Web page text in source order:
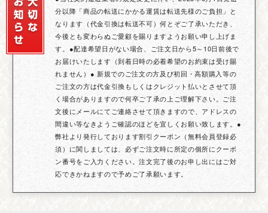
分以降「商品の転送にかかる運賃は転送先様のご負担」と
なります（代金引換は転送不可）何とぞご了承いただき、
今後とも変わらぬご愛顧を賜りますようお願い申し上げま
す。●配達希望日がない場合、ご注文日から5～10日前後で
お届けいたします（到着日時の必着希望のお約束は受け賜
れません）● 新規でのご注文の方及び初回・高額購入等の
ご注文の方は代金引換もしくはクレジット払いとさせて頂
く場合がありますので何卒ご了承の上ご理解下さい。ご注
文後にメールにてご連絡させて頂きますので、アドレスの
間違い等なきようご確認のほどを宜しくお願い致します。●
弊社より発行しております割引クーポン（無料会員登録必
須）に関しましては、必ずご注文時に所定の個所にクーポ
ン番号をご入力ください。注文完了後のお申し出にはご対
応できかねますので予めご了承願います。